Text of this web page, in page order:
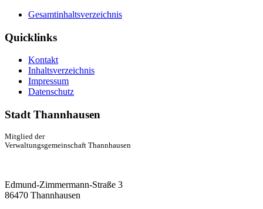
Gesamtinhaltsverzeichnis
Quicklinks
Kontakt
Inhaltsverzeichnis
Impressum
Datenschutz
Stadt Thannhausen
Mitglied der
Verwaltungsgemeinschaft Thannhausen
Edmund-Zimmermann-Straße 3
86470 Thannhausen